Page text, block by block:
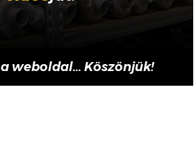
a weboldal... Köszönjük!